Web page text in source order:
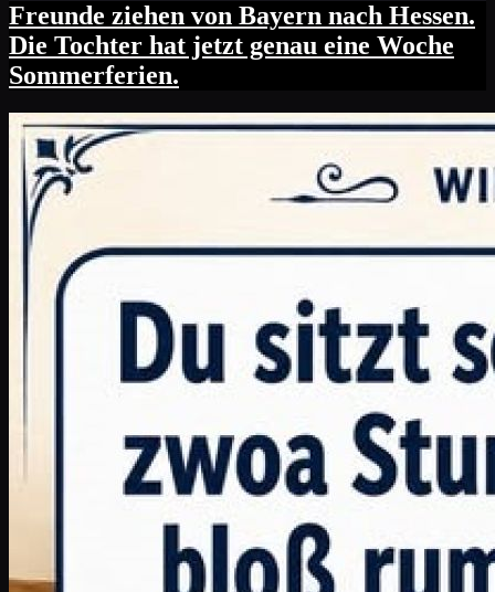
Freunde ziehen von Bayern nach Hessen.
Die Tochter hat jetzt genau eine Woche
Sommerferien.